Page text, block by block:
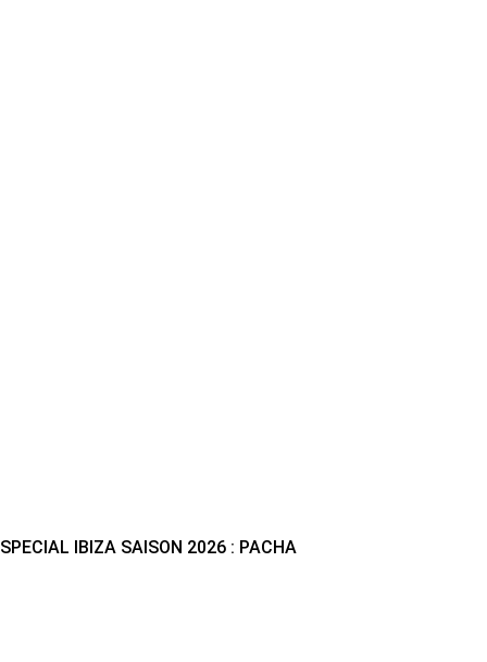
SPECIAL IBIZA SAISON 2026 : PACHA